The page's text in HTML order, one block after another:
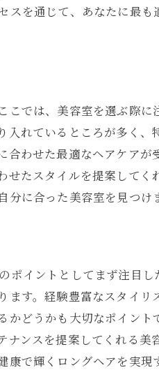
法
方法
と
ップ
始め方
たロングヘアアドバイス
の活用法
要性
バイス
ント
を通じて、あなたに最も
では、美容室を選ぶ際
れているところが多く、
わせた最適なヘアケアが
たスタイルを提案して
に合った美容室を見つけ
イントとしてまず注目
す。経験豊富なスタイ
どうかも大切なポイント
ンスを提案してくれる美
で輝くロングヘアを実現